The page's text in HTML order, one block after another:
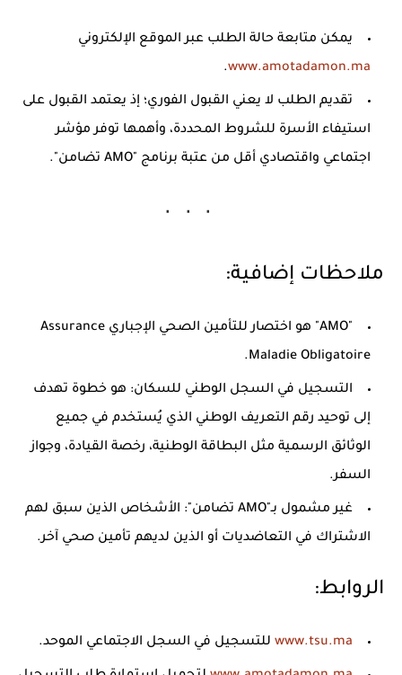
يمكن متابعة حالة الطلب عبر الموقع الإلكتروني
www.amotadamon.ma
.
تقديم الطلب لا يعني القبول الفوري؛ إذ يعتمد القبول على
استيفاء الأسرة للشروط المحددة، وأهمها توفر مؤشر
اجتماعي واقتصادي أقل من عتبة برنامج "AMO تضامن".
ملاحظات إضافية:
"AMO" هو اختصار للتأمين الصحي الإجباري Assurance
Maladie Obligatoire
.
التسجيل في السجل الوطني للسكان: هو خطوة تهدف
إلى توحيد رقم التعريف الوطني الذي يُستخدم في جميع
الوثائق الرسمية مثل البطاقة الوطنية، رخصة القيادة، وجواز
السفر.
غير مشمول بـ"AMO تضامن":
الأشخاص الذين سبق لهم
الاشتراك في التعاضديات أو الذين لديهم تأمين صحي آخر.
الروابط:
www.tsu.ma للتسجيل في السجل الاجتماعي الموحد.